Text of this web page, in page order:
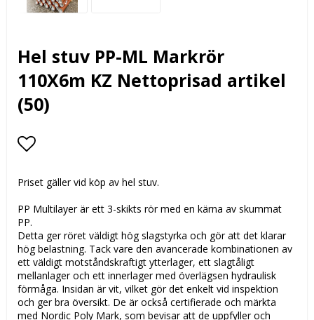
Hel stuv PP-ML Markrör
110X6m KZ Nettoprisad artikel
(50)
Priset gäller vid köp av hel stuv.
PP Multilayer är ett 3-skikts rör med en kärna av skummat
PP.
Detta ger röret väldigt hög slagstyrka och gör att det klarar
hög belastning. Tack vare den avancerade kombinationen av
ett väldigt motståndskraftigt ytterlager, ett slagtåligt
mellanlager och ett innerlager med överlägsen hydraulisk
förmåga. Insidan är vit, vilket gör det enkelt vid inspektion
och ger bra översikt. De är också certifierade och märkta
med Nordic Poly Mark, som bevisar att de uppfyller och